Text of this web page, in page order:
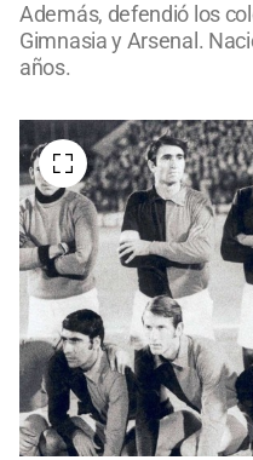
Además, defendió los
Gimnasia y Arsenal.
años.